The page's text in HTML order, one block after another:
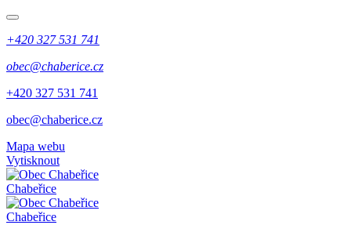
+420 327 531 741
obec@chaberice.cz
+420 327 531 741
obec@chaberice.cz
Mapa webu
Vytisknout
Chabeřice
Chabeřice